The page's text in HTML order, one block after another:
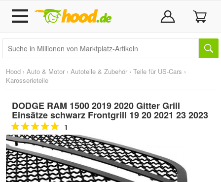
Hood › Auto & Motor › Autoteile & Zubehör › Teile für US-Cars ›
Karosserieteile
DODGE RAM 1500 2019 2020 Gitter Grill
Einsätze schwarz Frontgrill 19 20 2021 23 2023
1